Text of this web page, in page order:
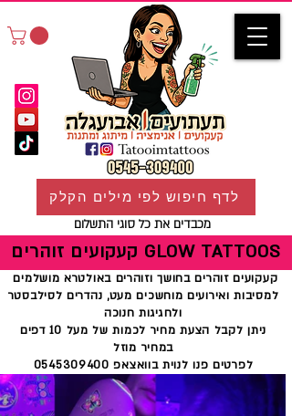
מכבדים את כל סוגי התשלום
לדף חיפוש לפי מילים הקלק
קעקועים זוהרים GLOW TATTOOS
קעקועים זוהרים בחושך וזוהרים באולטרא מושלמים
למסיבות ואירועים מוחשכים מעט, נהדרים לסילבסטר
ולחגיגות חנוכה
ניתן לקבל הצעת מחיר לכמות של מעל 10 דפים
במחיר מוזל
לפרטים פנו לנוית בוואצאפ 0545309400